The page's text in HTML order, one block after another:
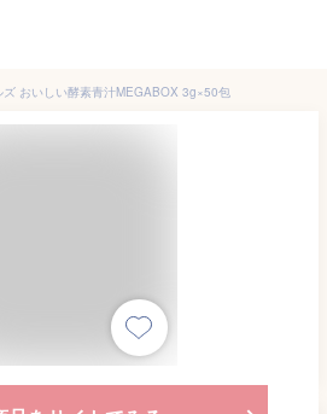
ズ おいしい酵素青汁MEGABOX 3g×50包